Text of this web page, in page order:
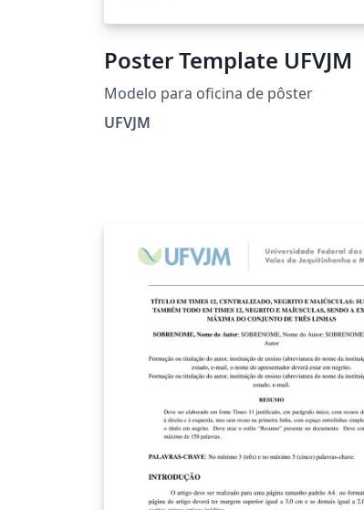
Poster Template UFVJM
Modelo para oficina de pôster
UFVJM